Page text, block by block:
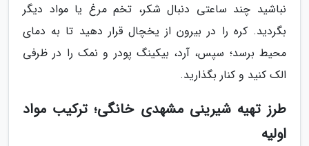
نباشید چند ساعتی دنبال شکر، تخم مرغ یا مواد دیگر
بگردید. کره را در بیرون از یخچال قرار دهید تا به دمای
محیط برسد؛ سپس، آرد، بیکینگ پودر و نمک را در ظرفی
الک کنید و کنار بگذارید.
طرز تهیه شیرینی مشهدی خانگی؛ ترکیب مواد
اولیه